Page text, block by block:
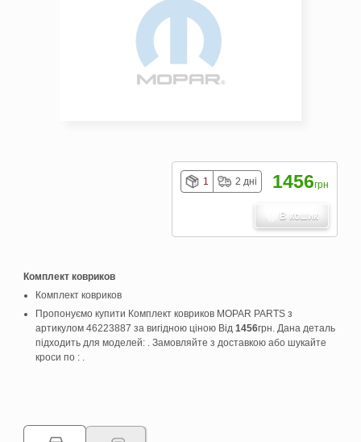
Комплект ковриков
Комплект ковриков
Пропонуємо купити Комплект ковриков MOPAR PARTS з
артикулом 46223887 за вигідною ціною Від 1456грн. Дана деталь
підходить для моделей: . Замовляйте з доставкою або шукайте
кроси по : .
1 2 дні 1456грн
В кошик